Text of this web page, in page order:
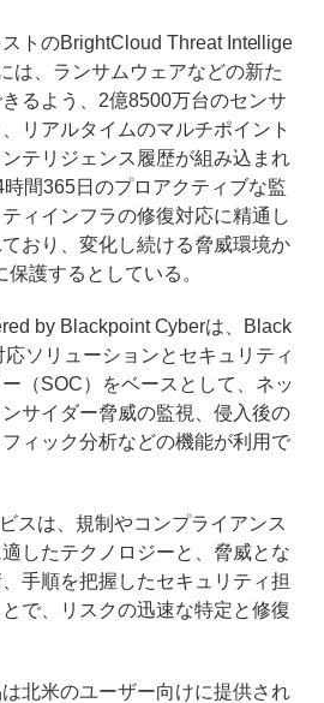
トのBrightCloud Threat Intellige
は、ランサムウェアなどの新た
るよう、2億8500万台のセンサ
リアルタイムのマルチポイント
テリジェンス履歴が組み込まれ
間365日のプロアクティブな監
ィインフラの修復対応に精通し
おり、変化し続ける脅威環境か
護するとしている。
by Blackpoint Cyberは、Black
ソリューションとセキュリティ
（SOC）をベースとして、ネッ
サイダー脅威の監視、侵入後の
ィック分析などの機能が利用で
スは、規制やコンプライアンス
したテクノロジーと、脅威とな
手順を把握したセキュリティ担
で、リスクの迅速な特定と修復
北米のユーザー向けに提供され